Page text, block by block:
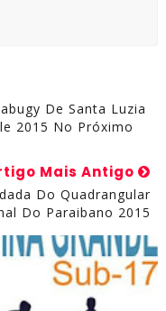
De Santa Luzia
2015 No Próximo
Mais Antigo
Do Quadrangular
Do Paraibano 2015